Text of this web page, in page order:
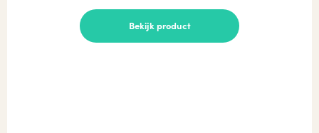
Bekijk product